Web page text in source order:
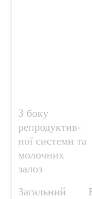
З боку
репродуктив-
ної системи та
молочних
залоз
Загальний